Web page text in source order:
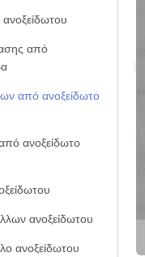
από
από ανοξείδωτο
ανοξείδωτο
ανοξείδωτου
ανοξείδωτου